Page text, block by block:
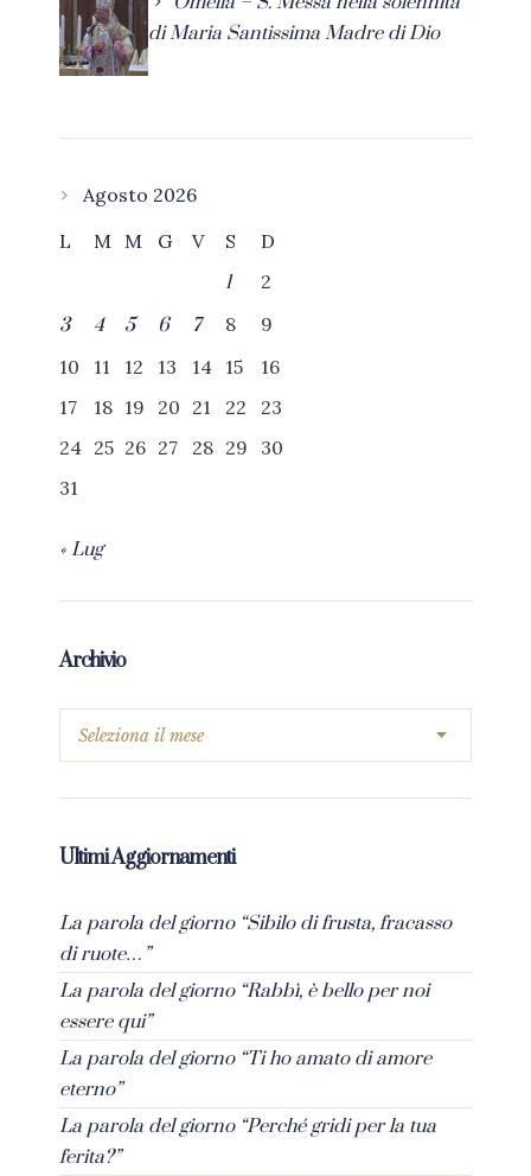
di Maria Santissima Madre di Dio
Agosto 2026
L
M M G V S
D
1
2
3
4 5 6 7 8
9
10
11 12 13 14 15
16
17
18 19 20 21 22
23
24 25 26 27 28 29
30
31
« Lug
Archivio
Ultimi Aggiornamenti
La parola del giorno “Sibilo di frusta, fracasso
di ruote…”
La parola del giorno “Rabbì, è bello per noi
essere qui”
La parola del giorno “Ti ho amato di amore
eterno”
La parola del giorno “Perché gridi per la tua
ferita?”